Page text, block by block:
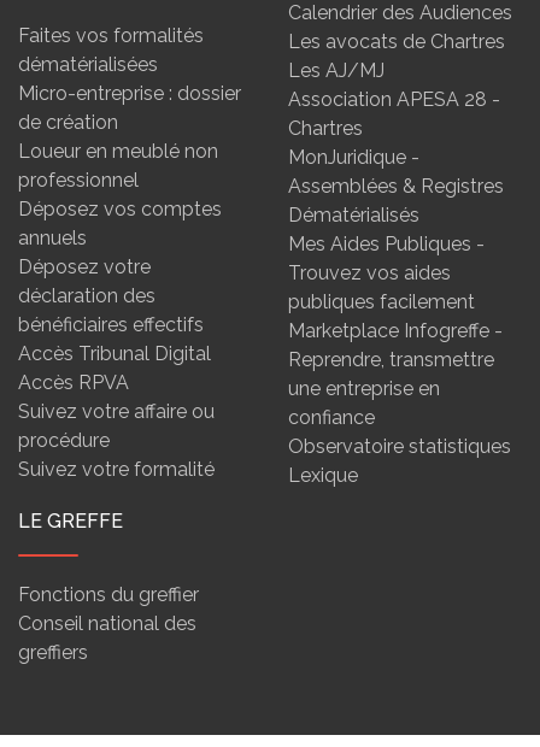
Faites vos formalités
dématérialisées
Micro-entreprise : dossier
de création
Loueur en meublé non
professionnel
Déposez vos comptes
annuels
Déposez votre
déclaration des
bénéficiaires effectifs
Accès Tribunal Digital
Accès RPVA
Suivez votre affaire ou
procédure
Suivez votre formalité
Calendrier des Audiences
Les avocats de Chartres
Les AJ/MJ
Association APESA 28 -
Chartres
MonJuridique -
Assemblées & Registres
Dématérialisés
Mes Aides Publiques -
Trouvez vos aides
publiques facilement
Marketplace Infogreffe -
Reprendre, transmettre
une entreprise en
confiance
Observatoire statistiques
Lexique
LE GREFFE
Fonctions du greffier
Conseil national des
greffiers